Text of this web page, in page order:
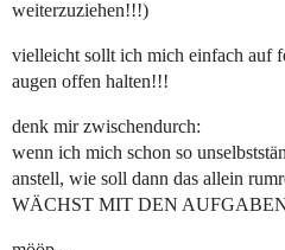
weiterzuziehen!!!)
vielleicht sollt ich mich einfach auf
augen offen halten!!!
denk mir zwischendurch:
wenn ich mich schon so
anstell, wie soll dann das allein
WÄCHST MIT DEN